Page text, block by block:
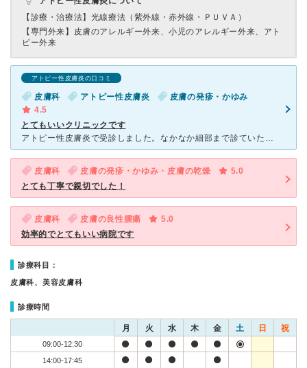
【診療・治療法】 光線療法（紫外線・赤外線・ＰＵＶＡ）
【専門外来】 皮膚のアレルギー外来、小児のアレルギー外来、アト
ピー外来
アトピー性皮膚炎の口コミ
皮膚科 アトピー性皮膚炎
皮膚の発疹・かゆみ
4.5
とてもいいクリニックです
アトピー性皮膚炎で受診しました。なかなか細部まで診ていただけるクリニックが少ない中、こちらの院長は病変部の状態や聞き取りなどきちんと行っていただき、処方してくださいました。 今は症状も落ち着いていて
皮膚科 皮膚の発疹・かゆみ・皮膚の乾燥
5.0
とても丁寧で親切でした！
皮膚科 皮膚の良性腫瘍
5.0
効率的でとてもいい病院です
診療科目：
皮膚科、美容皮膚科
診療時間
月 火 水 木 金 土 日 祝
09:00-12:30
14:00-17:45